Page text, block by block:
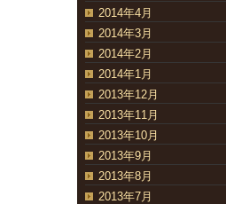
2014年4月
2014年3月
2014年2月
2014年1月
2013年12月
2013年11月
2013年10月
2013年9月
2013年8月
2013年7月